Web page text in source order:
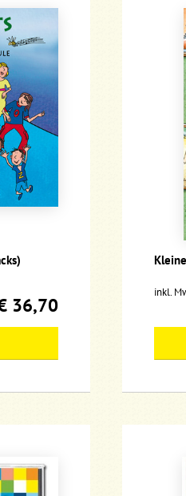
36,70
inkl.